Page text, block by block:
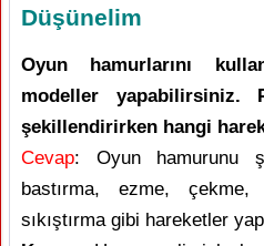
Düşünelim
Oyun hamurlarını
modeller yapabilirsiniz.
şekillendirirken hangi
Cevap: Oyun hamurunu
bastırma, ezme,
sıkıştırma gibi hareketler